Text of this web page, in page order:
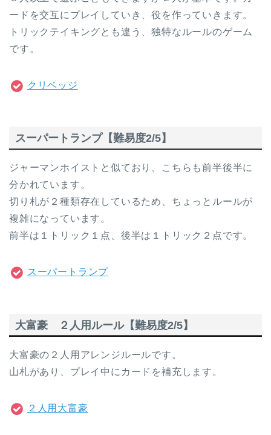
ードを交互にプレイしていき、役を作っていきます。
トリックテイキングとも違う、独特なルールのゲーム
です。
クリベッジ
スーパートランプ【難易度2/5】
ジャーマンホイストと似ており、こちらも前半後半に
分かれています。
切り札が２種類存在しているため、ちょっとルールが
複雑になっています。
前半は１トリック１点、後半は１トリック２点です。
スーパートランプ
大富豪 ２人用ルール【難易度2/5】
大富豪の２人用アレンジルールです。
山札があり、プレイ中にカードを補充します。
２人用大富豪